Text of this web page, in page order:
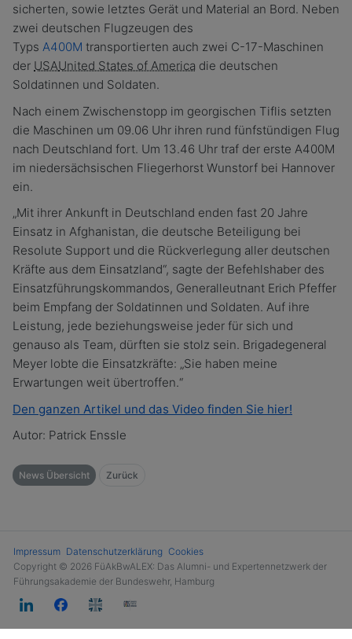
sicherten, sowie letztes Gerät und Material an Bord. Neben
zwei deutschen Flugzeugen des
Typs A400M transportierten auch zwei C-17-Maschinen
der USAUnited States of America die deutschen
Soldatinnen und Soldaten.
Nach einem Zwischenstopp im georgischen Tiflis setzten
die Maschinen um 09.06 Uhr ihren rund fünfstündigen Flug
nach Deutschland fort. Um 13.46 Uhr traf der erste A400M
im niedersächsischen Fliegerhorst Wunstorf bei Hannover
ein.
„Mit ihrer Ankunft in Deutschland enden fast 20 Jahre
Einsatz in Afghanistan, die deutsche Beteiligung bei
Resolute Support und die Rückverlegung aller deutschen
Kräfte aus dem Einsatzland“, sagte der Befehlshaber des
Einsatzführungskommandos, Generalleutnant Erich Pfeffer
beim Empfang der Soldatinnen und Soldaten. Auf ihre
Leistung, jede beziehungsweise jeder für sich und
genauso als Team, dürften sie stolz sein. Brigadegeneral
Meyer lobte die Einsatzkräfte: „Sie haben meine
Erwartungen weit übertroffen.“
Den ganzen Artikel und das Video finden Sie hier!
Autor: Patrick Enssle
News Übersicht Zurück
Impressum Datenschutzerklärung Cookies
Copyright © 2026 FüAkBwALEX: Das Alumni- und Expertennetzwerk der
Führungsakademie der Bundeswehr, Hamburg